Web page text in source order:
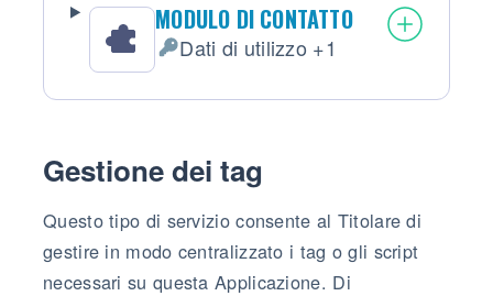
MODULO DI CONTATTO
Dati Personali trattati:
Dati di utilizzo +1
Gestione dei tag
Questo tipo di servizio consente al Titolare di
gestire in modo centralizzato i tag o gli script
necessari su questa Applicazione. Di